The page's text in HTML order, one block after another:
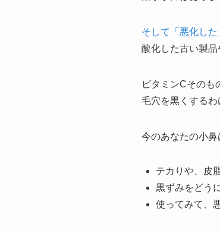
そして「悪化した
酸化した古い製品
ビタミンCそのも
毛穴を黒くするわ
今のあなたの小鼻
テカりや、皮
黒ずみをどう
使ってみて、